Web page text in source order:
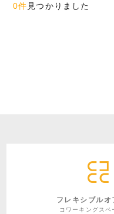
0件 見つかりました
フレキシブルオ
コワーキングス